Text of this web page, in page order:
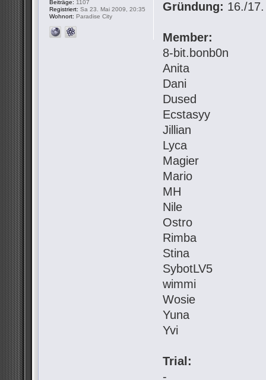
Gründung: 16./
Member:
8-bit.bonb0n
Anita
Dani
Dused
Ecstasyy
Jillian
Lyca
Magier
Mario
MH
Nile
Ostro
Rimba
Stina
SybotLV5
wimmi
Wosie
Yuna
Yvi
Trial:
-
Beiträge: 1107
Registriert: Sa 23. Mai 2009, 20:35
Wohnort: Paradise City